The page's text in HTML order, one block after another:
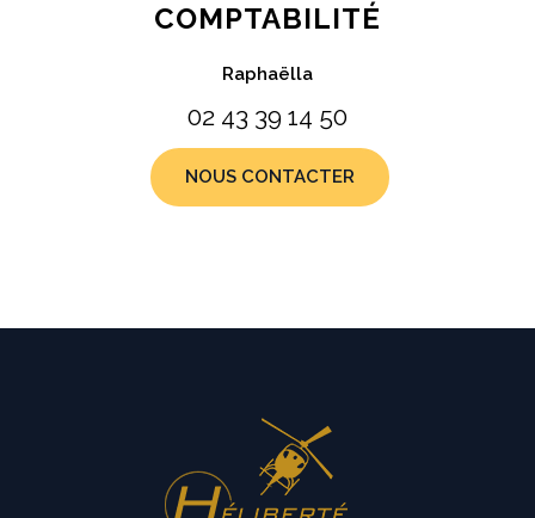
COMPTABILITÉ
Raphaëlla
02 43 39 14 50
NOUS CONTACTER